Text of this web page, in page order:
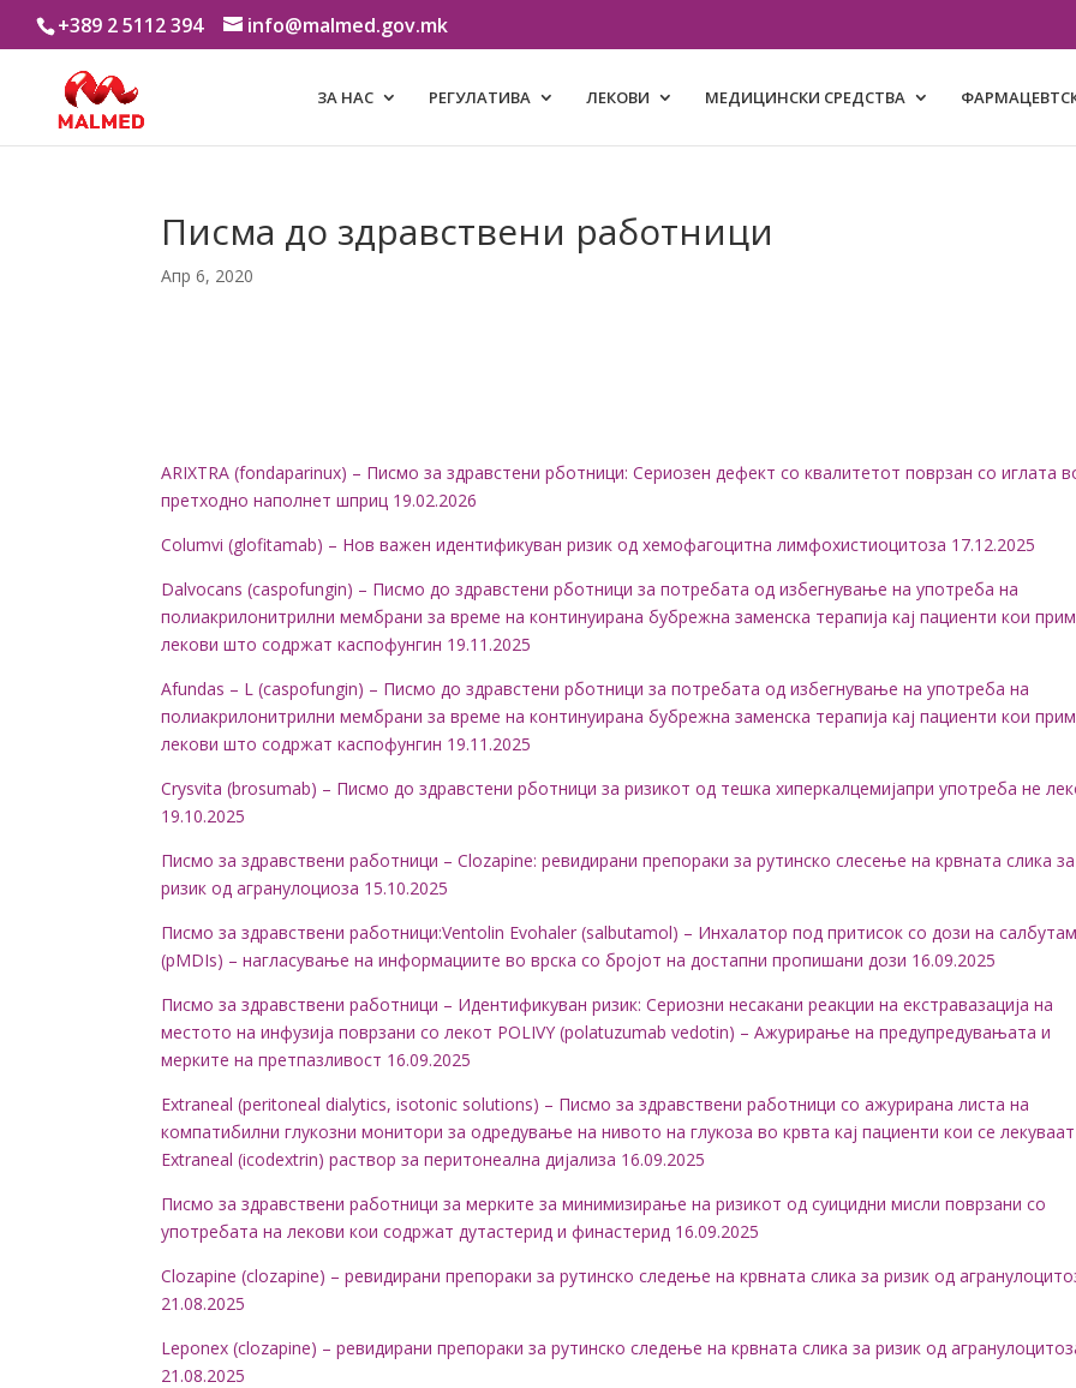
+389 2 5112 394 info@malmed.gov.mk
ЗА НАС РЕГУЛАТИВА ЛЕКОВИ МЕДИЦИНСКИ СРЕДСТВА
Писма до здравствени работници
Апр 6, 2020
ARIXTRA (fondaparinux) – Писмо за здравстени рботници: Сериозен дефект со квалитетот поврзан со иглата
претходно наполнет шприц 19.02.2026
Columvi (glofitamab) – Нов важен идентификуван ризик од хемофагоцитна лимфохистиоцитоза 17.12.2025
Dalvocans (caspofungin) – Писмо до здравстени рботници за потребата од избегнување на употреба на
полиакрилонитрилни мембрани за време на континуирана бубрежна заменска терапија кај пациенти кои
лекови што содржат каспофунгин 19.11.2025
Afundas – L (caspofungin) – Писмо до здравстени рботници за потребата од избегнување на употреба на
полиакрилонитрилни мембрани за време на континуирана бубрежна заменска терапија кај пациенти кои
лекови што содржат каспофунгин 19.11.2025
Crysvita (brosumab) – Писмо до здравстени рботници за ризикот од тешка хиперкалцемијапри употреба не
19.10.2025
Писмо за здравствени работници – Clozapine: ревидирани препораки за рутинско слесење на крвната слика за
ризик од агранулоциоза 15.10.2025
Писмо за здравствени работници:Ventolin Evohaler (salbutamol) – Инхалатор под притисок со дози на
(pMDIs) – нагласување на информациите во врска со бројот на достапни пропишани дози 16.09.2025
Писмо за здравствени работници – Идентификуван ризик: Сериозни несакани реакции на екстравазација на
местото на инфузија поврзани со лекот POLIVY (polatuzumab vedotin) – Ажурирање на предупредувањата и
мерките на претпазливост 16.09.2025
Extraneal (peritoneal dialytics, isotonic solutions) – Писмо за здравствени работници со ажурирана листа на
компатибилни глукозни монитори за одредување на нивото на глукоза во крвта кај пациенти кои се
Extraneal (icodextrin) раствор за перитонеална дијализа 16.09.2025
Писмо за здравствени работници за мерките за минимизирање на ризикот од суицидни мисли поврзани со
употребата на лекови кои содржат дутастерид и финастерид 16.09.2025
Clozapine (clozapine) – ревидирани препораки за рутинско следење на крвната слика за ризик од
21.08.2025
Leponex (clozapine) – ревидирани препораки за рутинско следење на крвната слика за ризик од
21.08.2025